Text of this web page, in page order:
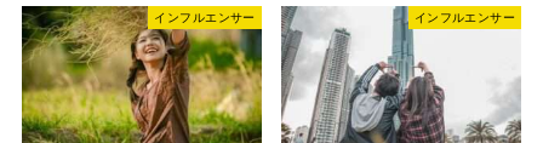
インフルエンサー インフルエンサー